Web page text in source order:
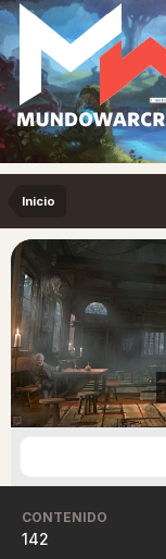
Inicio
CONTENIDO
142